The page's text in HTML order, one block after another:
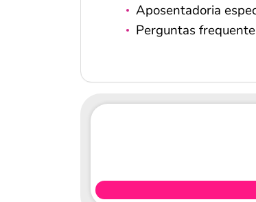
Aposentadoria
Perguntas